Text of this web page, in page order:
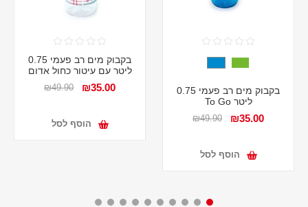
בקבוק מים רב פעמי 0.75
ליטר To Go
₪35.00
₪49.90
הוסף לסל
בקבוק מים רב פעמי 0.75
ליטר עם עיטור כחול אדום
₪35.00
₪49.90
הוסף לסל